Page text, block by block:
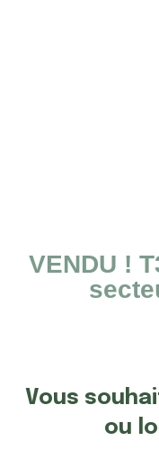
VENDU !
Vous
ou